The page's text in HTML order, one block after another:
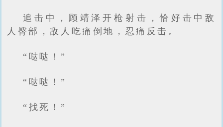
追击中，顾靖泽开枪射击，恰好击中敌
人臀部，敌人吃痛倒地，忍痛反击。
“哒哒！”
“哒哒！”
“找死！”